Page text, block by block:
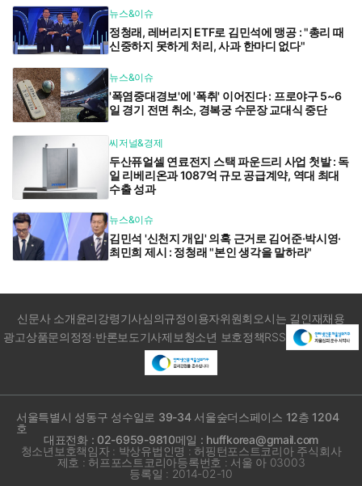
뉴스&이슈
정청래, 레버리지 ETF로 김민석에 맹공 : "총리 때
신중하지 못하게 처리, 사과 한마디 없다"
뉴스&이슈
'폭염중대경보'에 '폭취' 이어진다 : 프로야구 5~6
일 경기 전면 취소, 경복궁 수문장 교대식 중단
씨저널&경제
두산퓨얼셀 연료전지 스택 파운드리 사업 첫발 : 독
일 리베리온과 1087억 규모 공급계약, 역대 최대
수출 성과
뉴스&이슈
김민석 '신천지 개입' 의혹 근거로 김어준·박시영·
최민희 제시 : 정청래 "본인 생각을 말하라"
신문사 소개윤리강령기사심의규정이용자위원회 오시는 길인재채용
광고상품문의정정·반론보도기사제보청소년 보호정책RSS
서울특별시 성동구 성수일로 39-34 서울숲더스페이스 12층 1204
호
대표전화 : 02-6959-9810메일 : huffkorea@gmail.com
청소년보호책임자 : 박상유법인명 : 허핑턴포스트코리아 주식회사
제호 : 허프포스트코리아등록번호 : 서울 아 03003
등록일 : 2014-02-10